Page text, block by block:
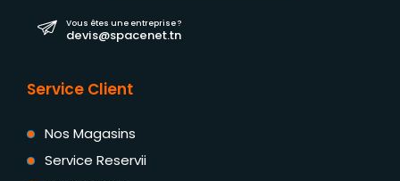
Vous êtes une entreprise ?
devis@spacenet.tn
Service Client
Nos Magasins
Service Reservii